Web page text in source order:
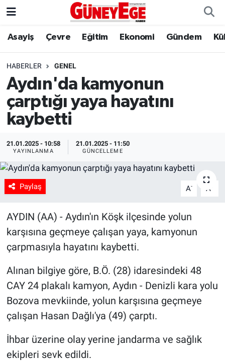
Asayiş Çevre Eğitim Ekonomi Gündem
HABERLER GENEL
Aydın'da kamyonun
çarptığı yaya hayatını
kaybetti
21.01.2025 - 10:58
YAYINLANMA
21.01.2025 - 11:50
GÜNCELLEME
Paylaş A- A
AYDIN (AA) - Aydın'ın Köşk ilçesinde yolun
karşısına geçmeye çalışan yaya, kamyonun
çarpmasıyla hayatını kaybetti.
Alınan bilgiye göre, B.Ö. (28) idaresindeki 48
CAY 24 plakalı kamyon, Aydın - Denizli kara yolu
Bozova mevkiinde, yolun karşısına geçmeye
çalışan Hasan Dağlı'ya (49) çarptı.
İhbar üzerine olay yerine jandarma ve sağlık
ekipleri sevk edildi.
Asayiş
Çevre
Eğitim
Ekonomi
Gündem
Kültür Sanat
Magazin
Politika
Sağlık
Spor
Tarım
İstanbul Hava Durumu
İstanbul Trafik Yoğunluk Haritası
Süper Lig Puan Durumu ve Fikstür
Tüm Manşetler
Son Dakika Haberleri
Haber Arşivi